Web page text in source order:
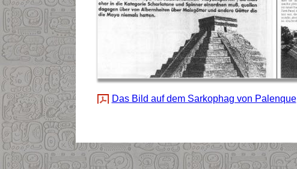
Das Bild auf dem Sarkophag von Palenque